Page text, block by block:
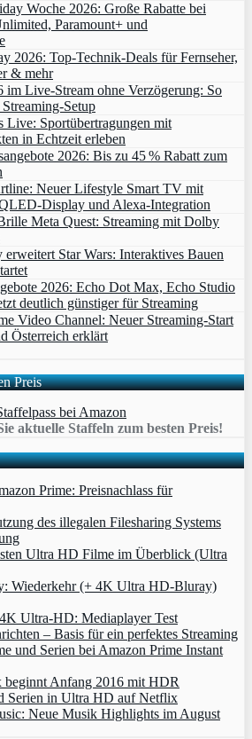
Woche 2026: Große Rabatte bei
Paramount+ und
2026: Top-Technik-Deals für Fernseher,
& mehr
Live-Stream ohne Verzögerung: So
Setup
Live: Sportübertragungen mit
in Echtzeit erleben
2026: Bis zu 45 % Rabatt zum
Neuer Lifestyle Smart TV mit
und Alexa‑Integration
Meta Quest: Streaming mit Dolby
Star Wars: Interaktives Bauen
2026: Echo Dot Max, Echo Studio
deutlich günstiger für Streaming
Video Channel: Neuer Streaming‑Start
Österreich erklärt
Preis
aktuelle Staffeln zum besten Preis!
Prime: Preisnachlass für
des illegalen Filesharing Systems
Ultra HD Filme im Überblick (Ultra
Wiederkehr (+ 4K Ultra HD-Bluray)
Ultra-HD: Mediaplayer Test
– Basis für ein perfektes Streaming
und Serien bei Amazon Prime Instant
beginnt Anfang 2016 mit HDR
Serien in Ultra HD auf Netflix
Neue Musik Highlights im August